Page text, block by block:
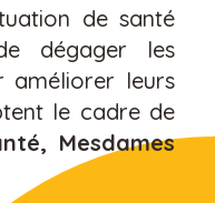
de santé
dégager les
améliorer leurs
le cadre de
Mesdames